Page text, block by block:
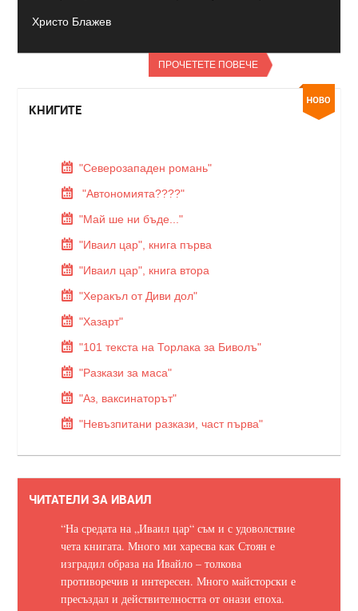
Христо Блажев
ПРОЧЕТЕТЕ ПОВЕЧЕ
КНИГИТЕ
"Северозападен романь"
"Автономията????"
"Май ше ни бъде..."
"Иваил цар", книга първа
"Иваил цар", книга втора
"Херакъл от Диви дол"
"Хазарт"
"101 текста на Торлака за Биволъ"
"Разкази за маса"
"Аз, ваксинаторът"
"Невъзпитани разкази, част първа"
ЧИТАТЕЛИ ЗА ИВАИЛ
“На средата на „Иваил цар“ съм и с удоволствие
чета книгата. Много ми харесва как Стоян е
изградил образа на Ивайло – толкова
противоречив и интересен. Много майсторски е
пресъздал и действителността от онази епоха.